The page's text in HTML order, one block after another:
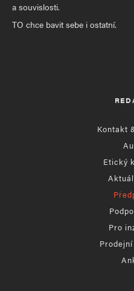
a souvislosti.
TO chce bavit sebe i ostatní.
Kontakt
Etický
Pro